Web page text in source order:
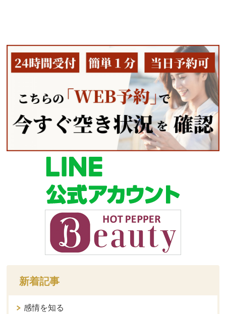
新着記事
感情を知る